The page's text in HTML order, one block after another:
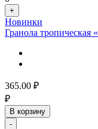
+
Новинки
Гранола тропическая
365.00 ₽
₽
В корзину
-